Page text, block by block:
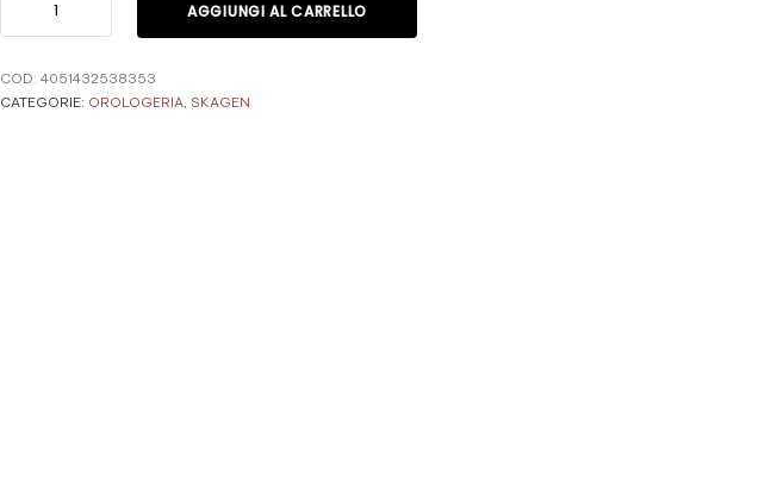
AGGIUNGI AL CARRELLO
COD: 4051432538353
CATEGORIE: OROLOGERIA, SKAGEN